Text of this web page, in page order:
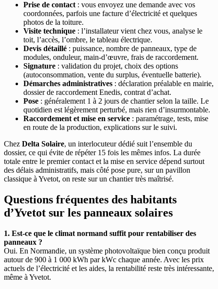
Prise de contact : vous envoyez une demande avec vos
coordonnées, parfois une facture d’électricité et quelques
photos de la toiture.
Visite technique : l’installateur vient chez vous, analyse le
toit, l’accès, l’ombre, le tableau électrique.
Devis détaillé : puissance, nombre de panneaux, type de
modules, onduleur, main-d’œuvre, frais de raccordement.
Signature : validation du projet, choix des options
(autoconsommation, vente du surplus, éventuelle batterie).
Démarches administratives : déclaration préalable en mairie,
dossier de raccordement Enedis, contrat d’achat.
Pose : généralement 1 à 2 jours de chantier selon la taille. Le
quotidien est légèrement perturbé, mais rien d’insurmontable.
Raccordement et mise en service : paramétrage, tests, mise
en route de la production, explications sur le suivi.
Chez Delta Solaire, un interlocuteur dédié suit l’ensemble du
dossier, ce qui évite de répéter 15 fois les mêmes infos. La durée
totale entre le premier contact et la mise en service dépend surtout
des délais administratifs, mais côté pose pure, sur un pavillon
classique à Yvetot, on reste sur un chantier très maîtrisé.
Questions fréquentes des habitants
d’Yvetot sur les panneaux solaires
1. Est-ce que le climat normand suffit pour rentabiliser des
panneaux ?
Oui. En Normandie, un système photovoltaïque bien conçu produit
autour de 900 à 1 000 kWh par kWc chaque année. Avec les prix
actuels de l’électricité et les aides, la rentabilité reste très intéressante,
même à Yvetot.